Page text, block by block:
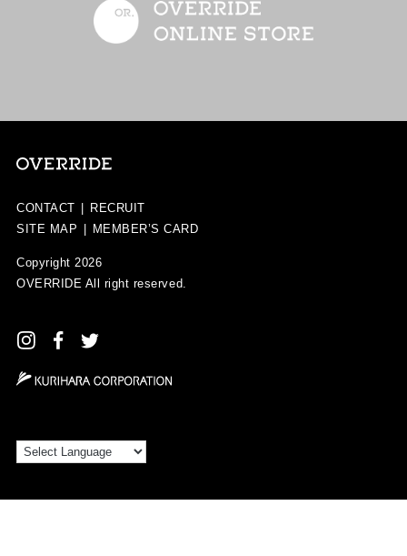
CONTACT
RECRUIT
SITE MAP
MEMBER’S CARD
Copyright 2026
OVERRIDE All right reserved.